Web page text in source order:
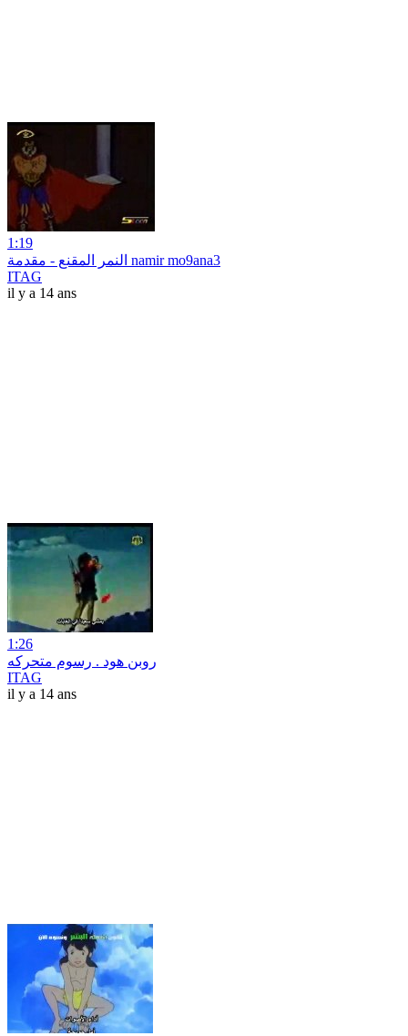
1:19
النمر المقنع - مقدمة namir mo9ana3
ITAG
il y a 14 ans
1:26
روبن هود . رسوم متحركه
ITAG
il y a 14 ans